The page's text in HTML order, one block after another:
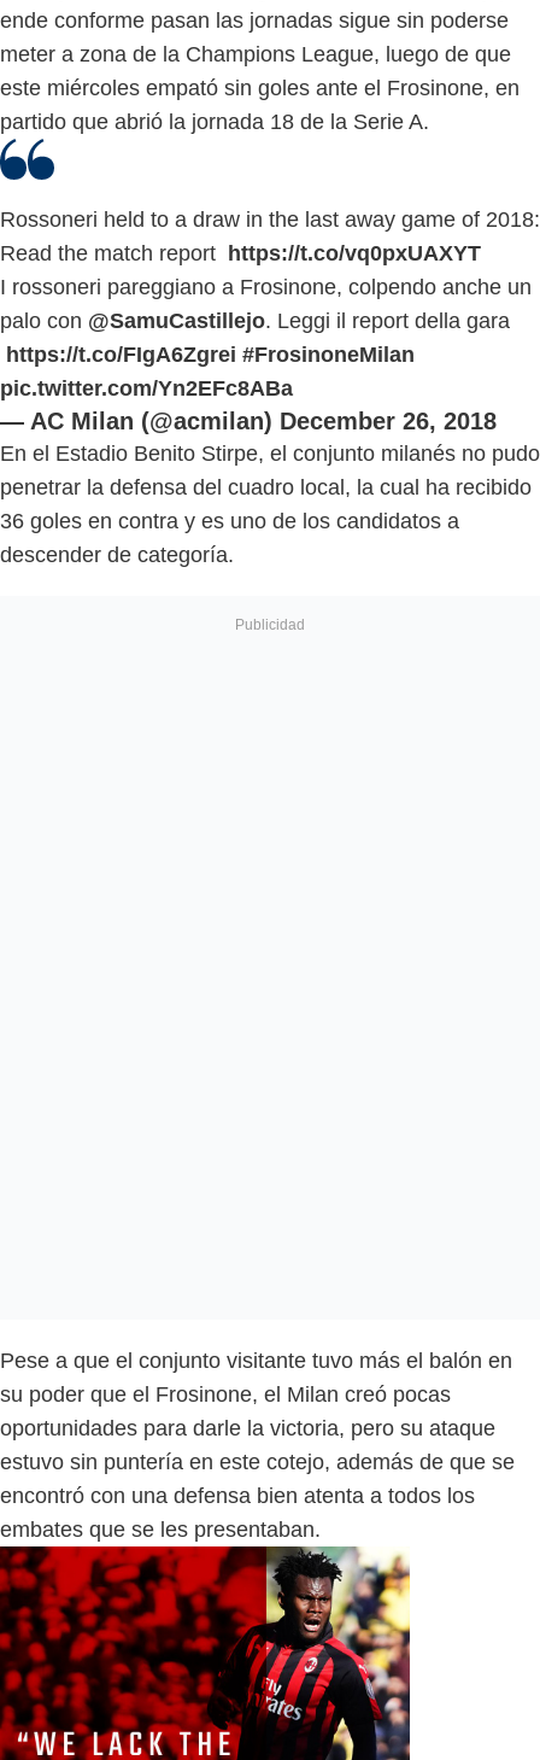
ende conforme pasan las jornadas sigue sin poderse
meter a zona de la Champions League, luego de que
este miércoles empató sin goles ante el Frosinone, en
partido que abrió la jornada 18 de la Serie A.
Rossoneri held to a draw in the last away game of 2018:
Read the match report https://t.co/vq0pxUAXYT
I rossoneri pareggiano a Frosinone, colpendo anche un
palo con @SamuCastillejo. Leggi il report della gara
https://t.co/FIgA6Zgrei #FrosinoneMilan
pic.twitter.com/Yn2EFc8ABa
— AC Milan (@acmilan) December 26, 2018
En el Estadio Benito Stirpe, el conjunto milanés no pudo
penetrar la defensa del cuadro local, la cual ha recibido
36 goles en contra y es uno de los candidatos a
descender de categoría.
Pese a que el conjunto visitante tuvo más el balón en
su poder que el Frosinone, el Milan creó pocas
oportunidades para darle la victoria, pero su ataque
estuvo sin puntería en este cotejo, además de que se
encontró con una defensa bien atenta a todos los
embates que se les presentaban.